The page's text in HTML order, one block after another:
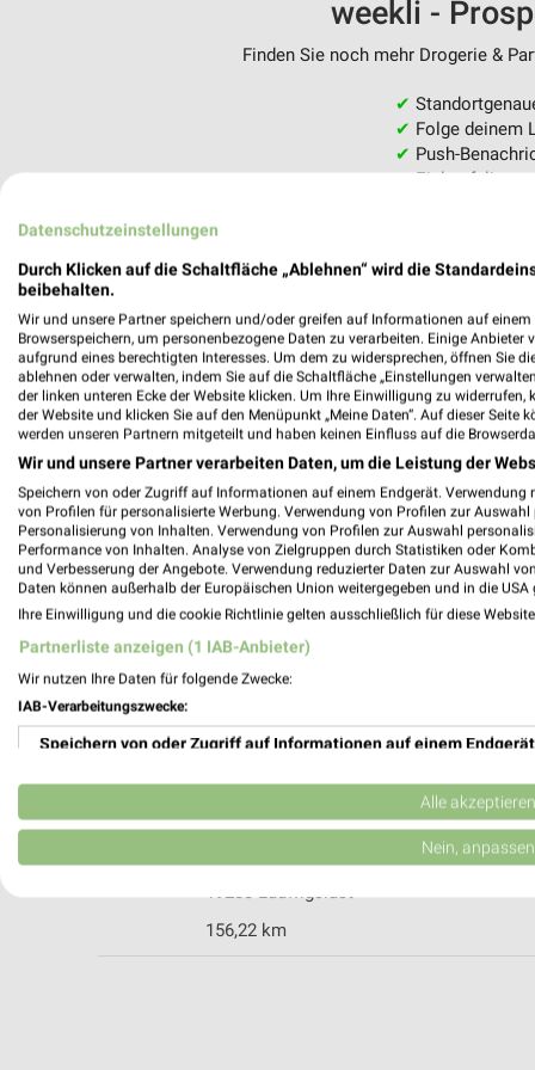
weekli -
Finden Sie noch mehr Drogerie &
✔
✔ Folge deinem
✔ Push-
✔Einkaufsliste -
Rossmann Pritzwalk
16928 Pritzwalk
Heute 08:00 - 18:00 Uhr | Geöffnet
Parfümerie Booß Ludwigslust
Lindenstraße 11
19288 Ludwigslust
156,22 km
Datenschutzeinstellungen
Durch Klicken auf die Schaltfläche „Ablehnen“ wird die
beibehalten.
Wir und unsere Partner speichern und/oder greifen auf Informationen auf einem
Browserspeichern, um personenbezogene Daten zu verarbeiten. Einige
aufgrund eines berechtigten Interesses. Um dem zu widersprechen, öffnen Sie
ablehnen oder verwalten, indem Sie auf die Schaltfläche „Einstellungen
der linken unteren Ecke der Website klicken. Um Ihre Einwilligung zu
der Website und klicken Sie auf den Menüpunkt „Meine Daten“. Auf dieser
werden unseren Partnern mitgeteilt und haben keinen Einfluss auf die
Wir und unsere Partner verarbeiten Daten, um die Leistung der
Speichern von oder Zugriff auf Informationen auf einem Endgerät. Verwendung
von Profilen für personalisierte Werbung. Verwendung von Profilen zur
Personalisierung von Inhalten. Verwendung von Profilen zur Auswahl
Performance von Inhalten. Analyse von Zielgruppen durch Statistiken oder
und Verbesserung der Angebote. Verwendung reduzierter Daten zur Auswahl
Daten können außerhalb der Europäischen Union weitergegeben und in die USA
Ihre Einwilligung und die cookie Richtlinie gelten ausschließlich für diese
Partnerliste anzeigen (1 IAB-Anbieter)
Wir nutzen Ihre Daten für folgende Zwecke:
IAB-Verarbeitungszwecke:
Speichern von oder Zugriff auf Informationen auf einem Endgerät
Verwendung reduzierter Daten zur Auswahl von Werbeanzeigen
Erstellung von Profilen für personalisierte Werbung
Erstellung von Profilen zur Personalisierung von Inhalten
Alle akzeptieren
Nein, anpassen